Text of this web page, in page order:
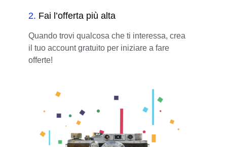
2. Fai l’offerta più alta
Quando trovi qualcosa che ti interessa, crea
il tuo account gratuito per iniziare a fare
offerte!